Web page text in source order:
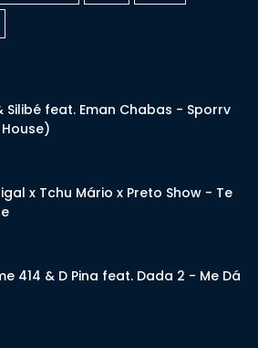
Silibé feat. Eman Chabas - Sporrv
x Tchu Mário x Preto Show - Te
414 & D Pina feat. Dada 2 - Me Dá